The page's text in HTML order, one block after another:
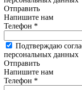
Отправить
Напишите нам
Телефон *
Подтверждаю
персональных данных
Отправить
Напишите нам
Телефон *